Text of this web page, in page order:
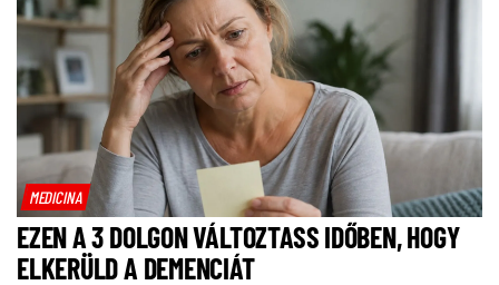
MEDICINA
EZEN A 3 DOLGON VÁLTOZTASS IDŐBEN, HOGY
ELKERÜLD A DEMENCIÁT